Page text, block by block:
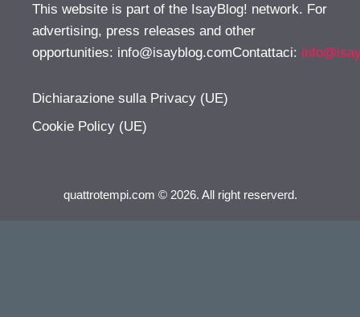
This website is part of the IsayBlog! network. For
advertising, press releases and other
opportunities: info@isayblog.comContattaci:
Dichiarazione sulla Privacy (UE)
Cookie Policy (UE)
quattrotempi.com © 2026. All right reserverd.